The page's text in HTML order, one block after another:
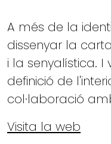
A més de la
dissenyar la
i la senyalística.
definició de
col·laboració
Visita la web